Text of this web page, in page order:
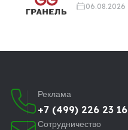
06.08.2026
Реклама
+7 (499) 226 23 16
Сотрудничество